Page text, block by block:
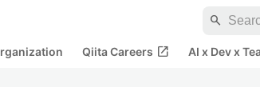
search
Qiita Careers open_in_new AI x Dev x